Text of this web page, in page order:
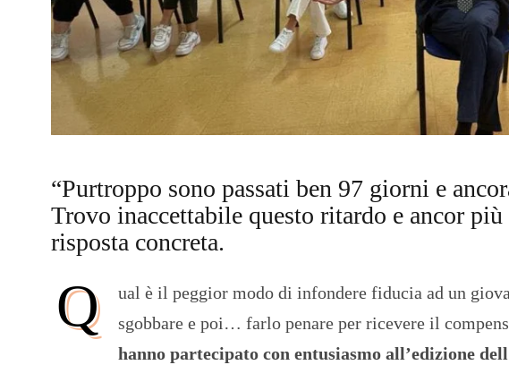
O
A
t
T
E
O
“Purtroppo sono passati ben 97 giorni e
Trovo inaccettabile questo ritardo e ancor
risposta concreta.
Q
ual è il peggior modo di infondere fiducia ad un
sgobbare e poi… farlo penare per ricevere il
hanno partecipato con entusiasmo all’edizione